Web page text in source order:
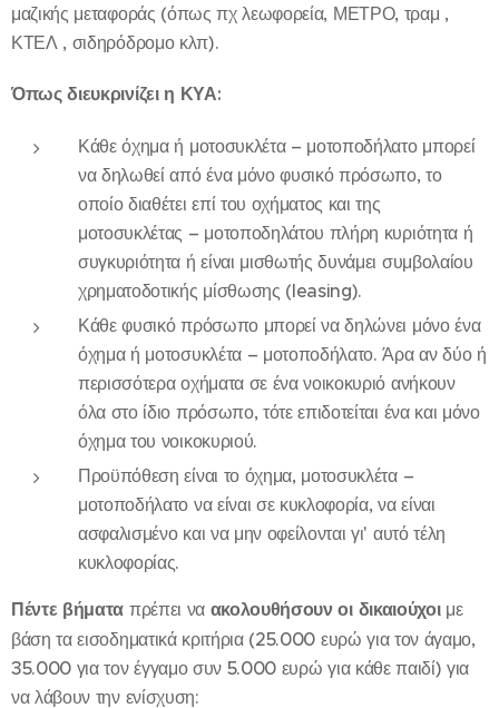
μαζικής μεταφοράς (όπως πχ λεωφορεία, ΜΕΤΡΟ, τραμ ,
ΚΤΕΛ , σιδηρόδρομο κλπ).
Όπως διευκρινίζει η ΚΥΑ:
Κάθε όχημα ή μοτοσυκλέτα – μοτοποδήλατο μπορεί
να δηλωθεί από ένα μόνο φυσικό πρόσωπο, το
οποίο διαθέτει επί του οχήματος και της
μοτοσυκλέτας – μοτοποδηλάτου πλήρη κυριότητα ή
συγκυριότητα ή είναι μισθωτής δυνάμει συμβολαίου
χρηματοδοτικής μίσθωσης (leasing).
Κάθε φυσικό πρόσωπο μπορεί να δηλώνει μόνο ένα
όχημα ή μοτοσυκλέτα – μοτοποδήλατο. Άρα αν δύο ή
περισσότερα οχήματα σε ένα νοικοκυριό ανήκουν
όλα στο ίδιο πρόσωπο, τότε επιδοτείται ένα και μόνο
όχημα του νοικοκυριού.
Προϋπόθεση είναι το όχημα, μοτοσυκλέτα –
μοτοποδήλατο να είναι σε κυκλοφορία, να είναι
ασφαλισμένο και να μην οφείλονται γι' αυτό τέλη
κυκλοφορίας.
Πέντε βήματα πρέπει να ακολουθήσουν οι δικαιούχοι με
βάση τα εισοδηματικά κριτήρια (25.000 ευρώ για τον άγαμο,
35.000 για τον έγγαμο συν 5.000 ευρώ για κάθε παιδί) για
να λάβουν την ενίσχυση: